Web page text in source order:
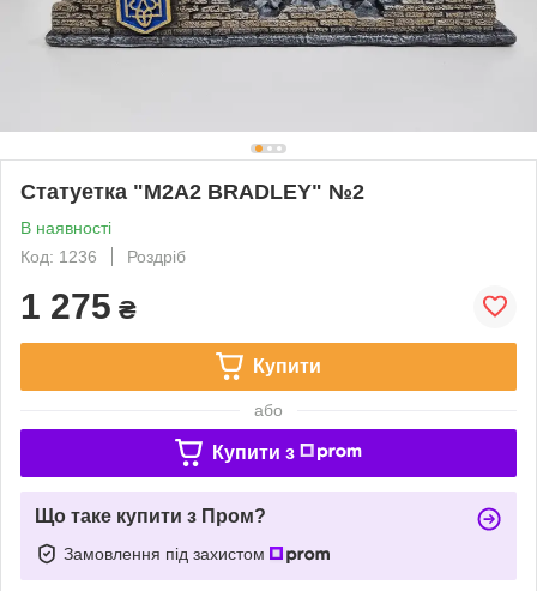
Статуетка "M2A2 BRADLEY" №2
В наявності
Код: 1236
Роздріб
1 275 ₴
Купити
або
Купити з
Що таке купити з Пром?
Замовлення під захистом